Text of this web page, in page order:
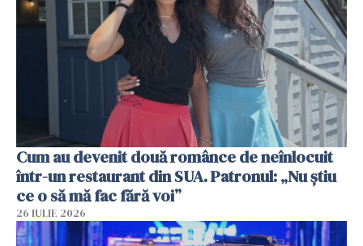
Cum au devenit două românce de neînlocuit
într-un restaurant din SUA. Patronul: „Nu știu
ce o să mă fac fără voi”
26 IULIE 2026